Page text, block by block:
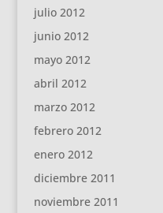
julio 2012
junio 2012
mayo 2012
abril 2012
marzo 2012
febrero 2012
enero 2012
diciembre 2011
noviembre 2011